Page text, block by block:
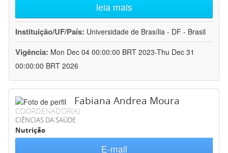
leia mais
Instituição/UF/País: Universidade de Brasília - DF - Brasil
Vigência: Mon Dec 04 00:00:00 BRT 2023-Thu Dec 31
00:00:00 BRT 2026
Fabiana Andrea Moura
COORDENADOR(A)
CIÊNCIAS DA SAÚDE
Nutrição
E-mail